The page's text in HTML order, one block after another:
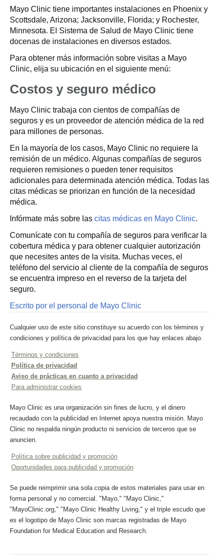
Mayo Clinic tiene importantes instalaciones en Phoenix y
Scottsdale, Arizona; Jacksonville, Florida; y Rochester,
Minnesota. El Sistema de Salud de Mayo Clinic tiene
docenas de instalaciones en diversos estados.
Para obtener más información sobre visitas a Mayo
Clinic, elija su ubicación en el siguiente menú:
Costos y seguro médico
Mayo Clinic trabaja con cientos de compañías de
seguros y es un proveedor de atención médica de la red
para millones de personas.
En la mayoría de los casos, Mayo Clinic no requiere la
remisión de un médico. Algunas compañías de seguros
requieren remisiones o pueden tener requisitos
adicionales para determinada atención médica. Todas las
citas médicas se priorizan en función de la necesidad
médica.
Infórmate más sobre las citas médicas en Mayo Clinic.
Comunícate con tu compañía de seguros para verificar la
cobertura médica y para obtener cualquier autorización
que necesites antes de la visita. Muchas veces, el
teléfono del servicio al cliente de la compañía de seguros
se encuentra impreso en el reverso de la tarjeta del
seguro.
Escrito por el personal de Mayo Clinic
Cualquier uso de este sitio constituye su acuerdo con los términos y
condiciones y política de privacidad para los que hay enlaces abajo.
Términos y condiciones
Política de privacidad
Aviso de prácticas en cuanto a privacidad
Para administrar cookies
Mayo Clinic es una organización sin fines de lucro, y el dinero
recaudado con la publicidad en Internet apoya nuestra misión. Mayo
Clinic no respalda ningún producto ni servicios de terceros que se
anuncien.
Política sobre publicidad y promoción
Oportunidades para publicidad y promoción
Se puede reimprimir una sola copia de estos materiales para usar en
forma personal y no comercial. "Mayo," "Mayo Clinic,"
"MayoClinic.org," "Mayo Clinic Healthy Living," y el triple escudo que
es el logotipo de Mayo Clinic son marcas registradas de Mayo
Foundation for Medical Education and Research.